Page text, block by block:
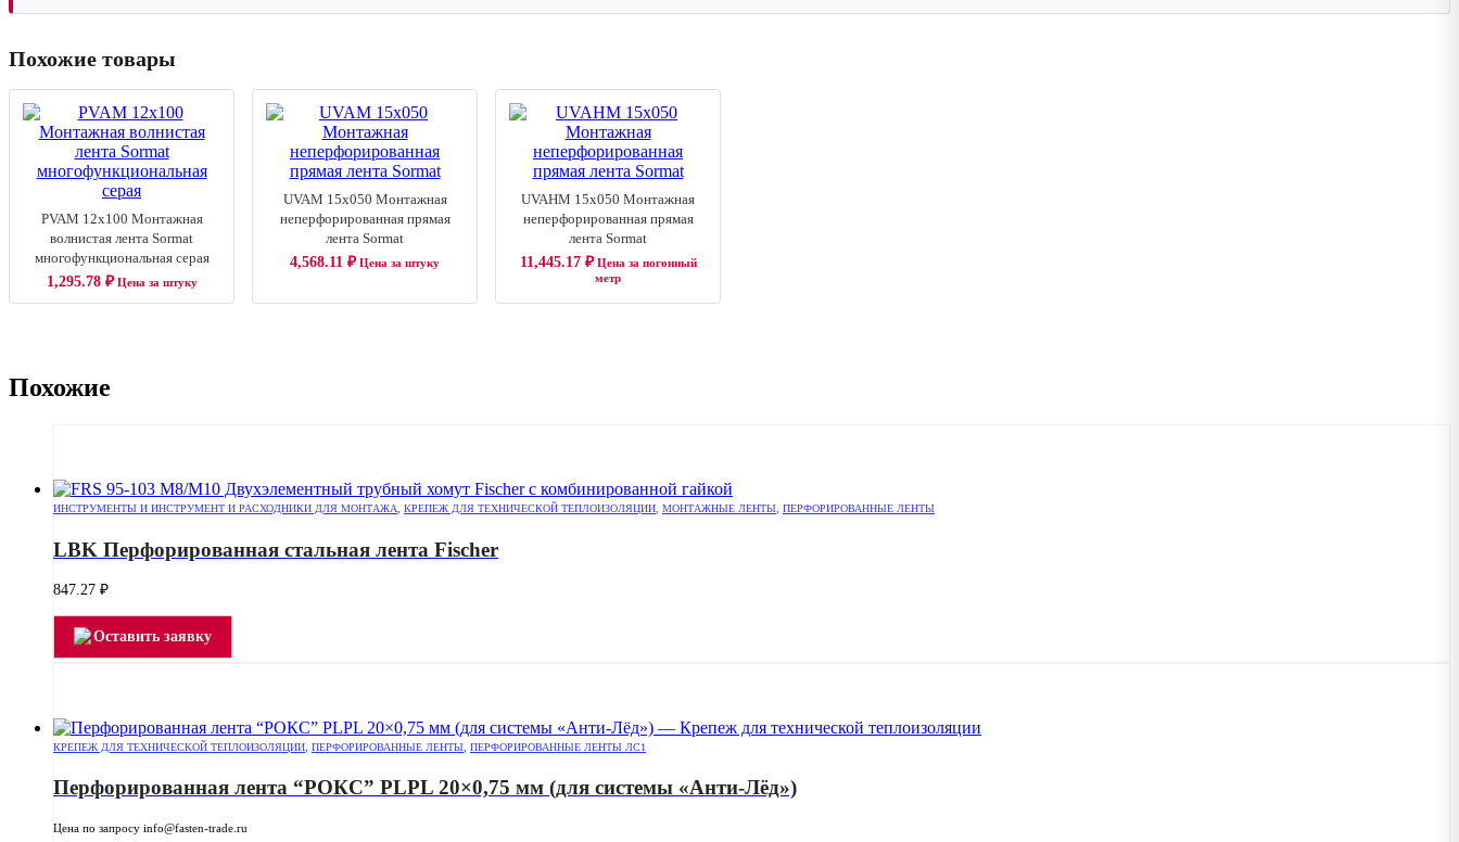
Похожие товары
PVAM 12x100 Монтажная
волнистая лента Sormat
многофункциональная серая
1,295.78 ₽Цена за штуку
UVAM 15x050 Монтажная
неперфорированная прямая
лента Sormat
4,568.11 ₽Цена за штуку
UVAHM 15x050 Монтажная
неперфорированная прямая
лента Sormat
11,445.17 ₽Цена за погонный
метр
Похожие
ИНСТРУМЕНТЫ И ИНСТРУМЕНТ И РАСХОДНИКИ ДЛЯ МОНТАЖА, КРЕПЕЖ ДЛЯ ТЕХНИЧЕСКОЙ ТЕПЛОИЗОЛЯЦИИ, МОНТАЖНЫЕ ЛЕНТЫ, ПЕРФОРИРОВАННЫЕ ЛЕНТЫ
LBK Перфорированная стальная лента Fischer
847.27 ₽
Оставить заявку
КРЕПЕЖ ДЛЯ ТЕХНИЧЕСКОЙ ТЕПЛОИЗОЛЯЦИИ ПЕРФОРИРОВАННЫЕ ЛЕНТЫ ПЕРФОРИРОВАННЫЕ ЛЕНТЫ ЛС1
Перфорированная лента “РОКС” РLPL 20×0,75 мм (для системы «Анти-Лёд»)
Цена по запросу info@fasten-trade.ru